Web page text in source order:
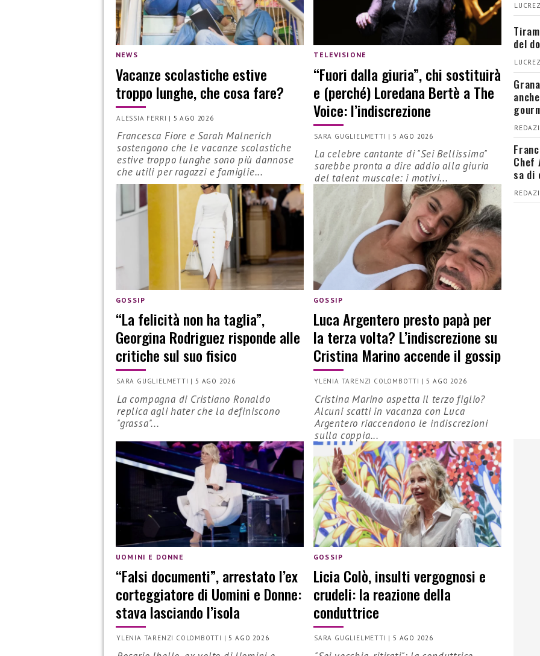
NEWS
Vacanze scolastiche estive
troppo lunghe, che cosa fare?
ALESSIA FERRI | 5 AGO 2026
Francesca Fiore e Sarah Malnerich
sostengono che le vacanze scolastiche
estive troppo lunghe sono più dannose
che utili per ragazzi e famiglie...
TELEVISIONE
“Fuori dalla giuria”, chi sostituirà
e (perché) Loredana Bertè a The
Voice: l’indiscrezione
SARA GUGLIELMETTI | 5 AGO 2026
La celebre cantante di "Sei Bellissima"
sarebbe pronta a dire addio alla giuria
del talent muscale: i motivi...
GOSSIP
“La felicità non ha taglia”,
Georgina Rodriguez risponde alle
critiche sul suo fisico
SARA GUGLIELMETTI |5 AGO 2026
La compagna di Cristiano Ronaldo
replica agli hater che la definiscono
"grassa"...
GOSSIP
Luca Argentero presto papà per
la terza volta? L’indiscrezione su
Cristina Marino accende il gossip
YLENIA TARENZI COLOMBOTTI |5 AGO 2026
Cristina Marino aspetta il terzo figlio?
Alcuni scatti in vacanza con Luca
Argentero riaccendono le indiscrezioni
sulla coppia...
UOMINI E DONNE
“Falsi documenti”, arrestato l’ex
corteggiatore di Uomini e Donne:
stava lasciando l’isola
YLENIA TARENZI COLOMBOTTI |5 AGO 2026
GOSSIP
Licia Colò, insulti vergognosi e
crudeli: la reazione della
conduttrice
SARA GUGLIELMETTI |5 AGO 2026
del
Chef
sa di